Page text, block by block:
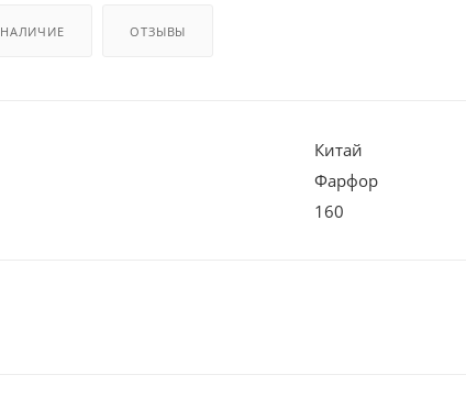
НАЛИЧИЕ ОТЗЫВЫ
Китай
Фарфор
160